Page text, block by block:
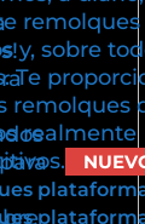
remolques
y, sobre
Te
remolques
realmente